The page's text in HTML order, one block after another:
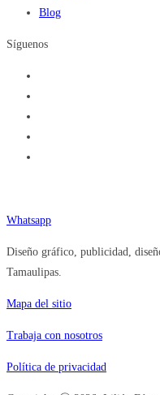
Blog
Síguenos
Whatsapp
Diseño gráfico, publicidad,
Tamaulipas.
Mapa del sitio
Trabaja con nosotros
Política de privacidad